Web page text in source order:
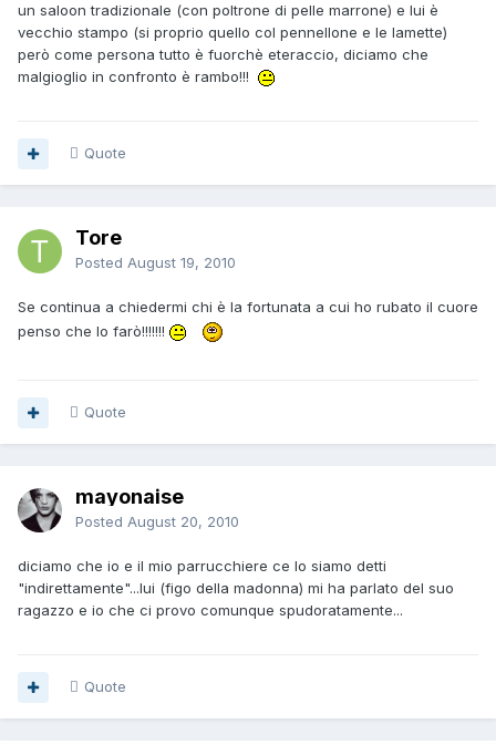
un saloon tradizionale (con poltrone di pelle marrone) e lui è
vecchio stampo (si proprio quello col pennellone e le lamette)
però come persona tutto è fuorchè eteraccio, diciamo che
malgioglio in confronto è rambo!!!
Quote
Tore
Posted August 19, 2010
Se continua a chiedermi chi è la fortunata a cui ho rubato il cuore
penso che lo farò!!!!!!!
Quote
mayonaise
Posted August 20, 2010
diciamo che io e il mio parrucchiere ce lo siamo detti
"indirettamente"...lui (figo della madonna) mi ha parlato del suo
ragazzo e io che ci provo comunque spudoratamente...
Quote